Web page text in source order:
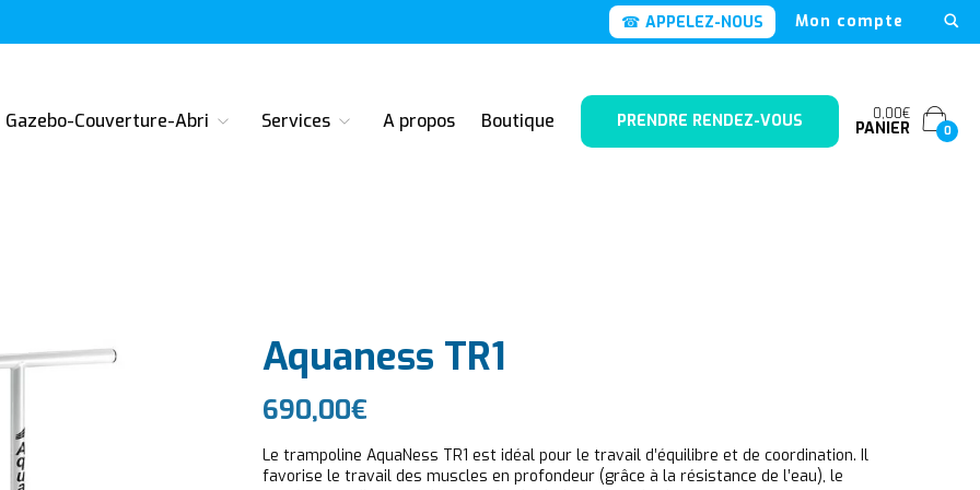
APPELEZ-NOUS Mon compte
près de Mulhouse en Alsace
Gazebo-Couverture-Abri Services A propos Boutique PRENDRE RENDEZ-VOUS 0,00€
PANIER 0
Aquaness TR1
690,00€
Le trampoline AquaNess TR1 est idéal pour le travail d’équilibre et de coordination. Il
favorise le travail des muscles en profondeur (grâce à la résistance de l’eau), le